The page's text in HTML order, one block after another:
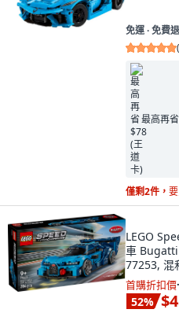
免運 ∙ 免費
(
最高再
僅剩2件，
LEGO
車
77253, 混
首購折扣價·
52%